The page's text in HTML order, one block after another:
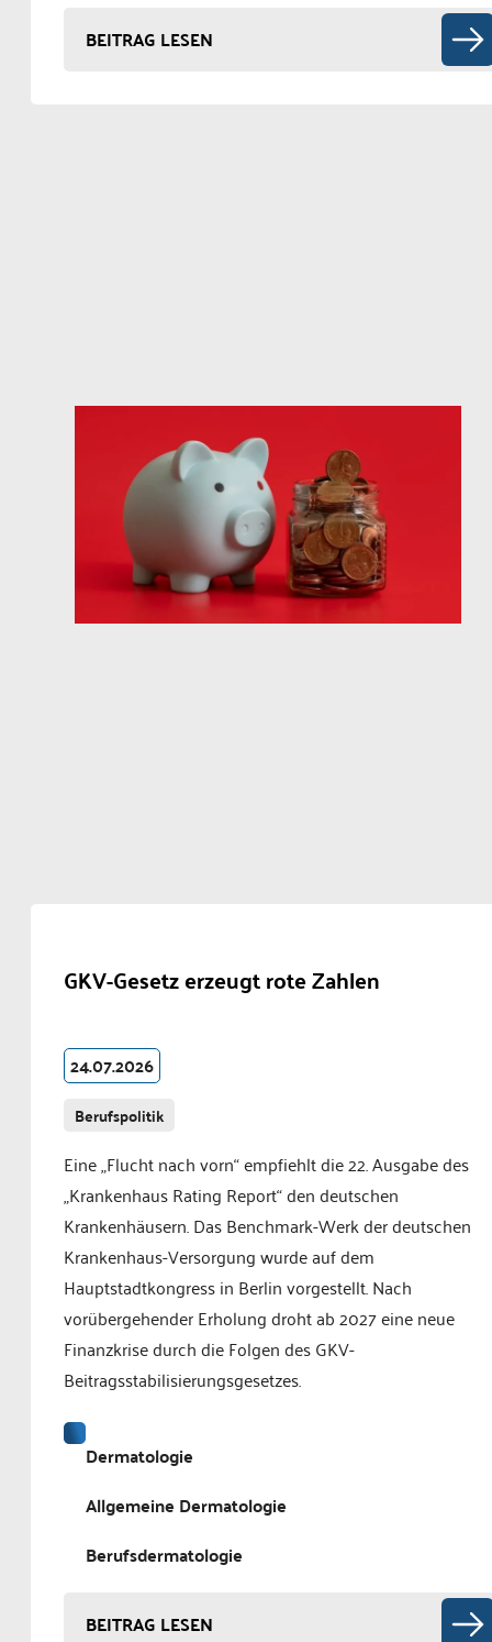
BEITRAG LESEN
GKV-Gesetz erzeugt rote Zahlen
24.07.2026
Berufspolitik
Eine „Flucht nach vorn“ empfiehlt die 22. Ausgabe des
„Krankenhaus Rating Report“ den deutschen
Krankenhäusern. Das Benchmark-Werk der deutschen
Krankenhaus-Versorgung wurde auf dem
Hauptstadtkongress in Berlin vorgestellt. Nach
vorübergehender Erholung droht ab 2027 eine neue
Finanzkrise durch die Folgen des GKV-
Beitragsstabilisierungsgesetzes.
Dermatologie
Allgemeine Dermatologie
Berufsdermatologie
BEITRAG LESEN